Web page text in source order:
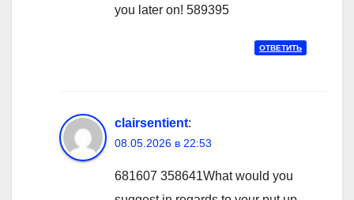
you later on! 589395
ОТВЕТИТЬ
clairsentient:
08.05.2026 в 22:53
681607 358641What would you